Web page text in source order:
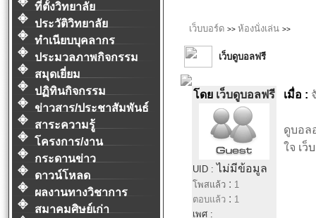
ที่ตั้งวิทยาลัย
ประวัติวิทยาลัย
ทำเนียบบุคลากร
ประมวลภาพกิจกรรม
สมุดเยี่ยม
ปฏิทินกิจกรรม
ข่าวสาร/ประชาสัมพันธ์
สาระความรู้
โครงการ/งาน
กระดานข่าว
ดาวน์โหลด
ผลงานทางวิชาการ
สมาคมศิษย์เก่า
เว็บบอร์ด >> ห้องนั่งเล่น >>
เว็บดูบอลฟรี
โดยเว็บดูบอลฟรี
UID : ไม่มีข้อมูล
โพสแล้ว : 1
ตอบแล้ว : 1
เพศ :
เมื่อ :
ดูบอล
ใจ เว็